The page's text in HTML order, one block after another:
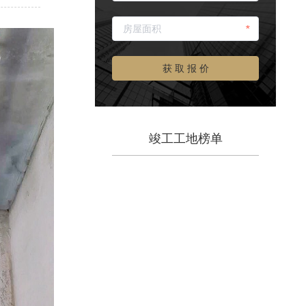
*
获 取 报 价
竣工工地榜单